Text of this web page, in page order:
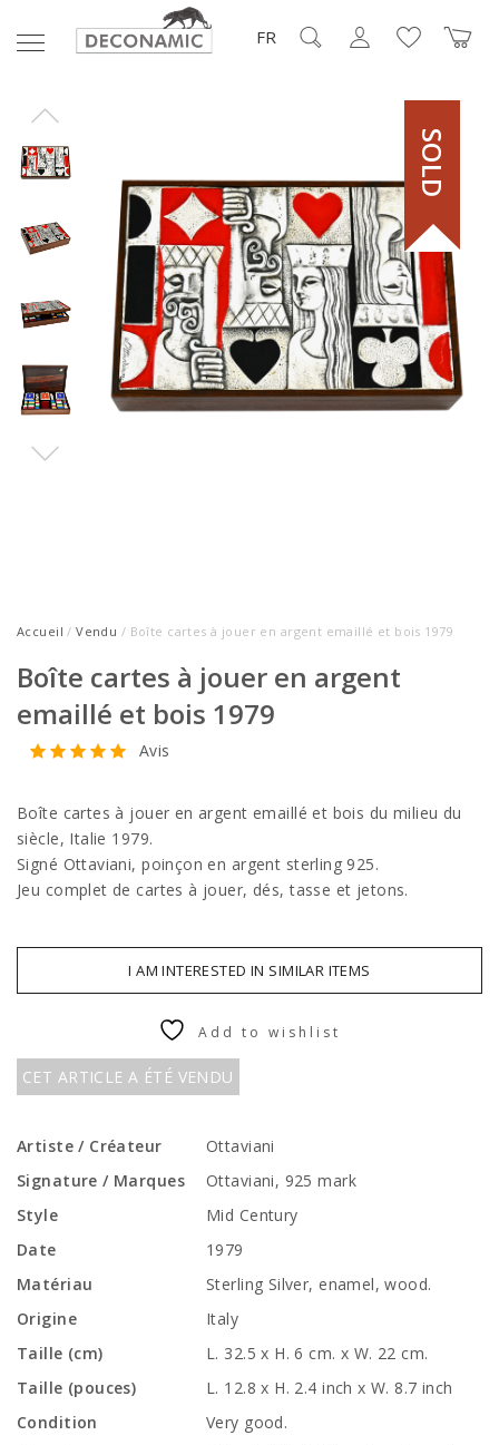
FR
SOLD
Accueil /Vendu / Boîte cartes à jouer en argent emaillé et bois 1979
Boîte cartes à jouer en argent
emaillé et bois 1979
Avis
Boîte cartes à jouer en argent emaillé et bois du milieu du
siècle, Italie 1979.
Signé Ottaviani, poinçon en argent sterling 925.
Jeu complet de cartes à jouer, dés, tasse et jetons.
I AM INTERESTED IN SIMILAR ITEMS
CET ARTICLE A ÉTÉ VENDU
Add to wishlist
Artiste / Créateur
Ottaviani
Signature / Marques
Ottaviani, 925 mark
Style
Mid Century
Date
1979
Matériau
Sterling Silver, enamel, wood.
Origine
Italy
Taille (cm)
L. 32.5 x H. 6 cm. x W. 22 cm.
Taille (pouces)
L. 12.8 x H. 2.4 inch x W. 8.7 inch
Condition
Very good.